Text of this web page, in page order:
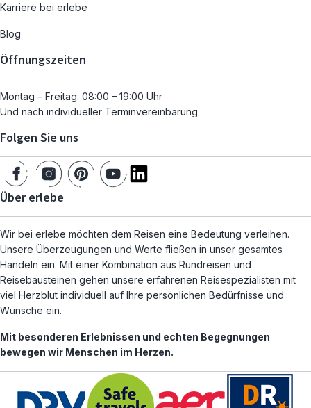
Karriere bei erlebe
Blog
Öffnungszeiten
Montag – Freitag: 08:00 – 19:00 Uhr
Und nach individueller Terminvereinbarung
Folgen Sie uns
Über erlebe
Wir bei erlebe möchten dem Reisen eine Bedeutung verleihen.
Unsere Überzeugungen und Werte fließen in unser gesamtes
Handeln ein. Mit einer Kombination aus Rundreisen und
Reisebausteinen gehen unsere erfahrenen Reisespezialisten mit
viel Herzblut individuell auf Ihre persönlichen Bedürfnisse und
Wünsche ein.
Mit besonderen Erlebnissen und echten Begegnungen
bewegen wir Menschen im Herzen.